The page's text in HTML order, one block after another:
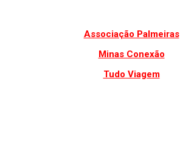
Associação Palmeiras
Minas Conexão
Tudo Viagem